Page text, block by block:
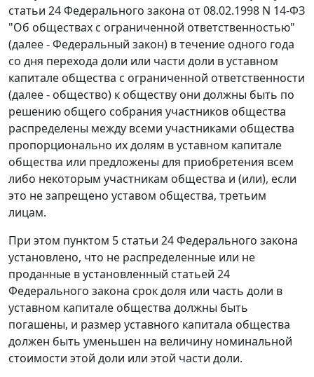
статьи 24 Федерального закона от 08.02.1998 N 14-ФЗ
"Об обществах с ограниченной ответственностью"
(далее - Федеральный закон) в течение одного года
со дня перехода доли или части доли в уставном
капитале общества с ограниченной ответственности
(далее - общество) к обществу они должны быть по
решению общего собрания участников общества
распределены между всеми участниками общества
пропорционально их долям в уставном капитале
общества или предложены для приобретения всем
либо некоторым участникам общества и (или), если
это не запрещено уставом общества, третьим
лицам.
При этом пунктом 5 статьи 24 Федерального закона
установлено, что не распределенные или не
проданные в установленный статьей 24
Федерального закона срок доля или часть доли в
уставном капитале общества должны быть
погашены, и размер уставного капитала общества
должен быть уменьшен на величину номинальной
стоимости этой доли или этой части доли.